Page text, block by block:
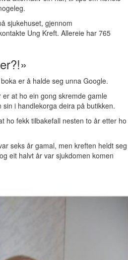
sjukehuset, gjennom
Ung Kreft. Allereie har 765
er å halde seg unna Google.
at ho ein gong skremde gamle
i handlekorga deira på butikken.
ho fekk tilbakefall nesten to år etter ho
seks år gamal, men kreften heldt seg
eit halvt år var sjukdomen komen